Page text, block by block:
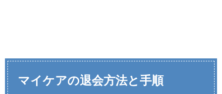
マイケアの退会方法と手順